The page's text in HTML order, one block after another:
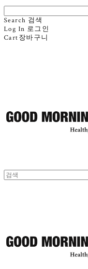
Search 검색
Log In 로그인
Cart 장바구니